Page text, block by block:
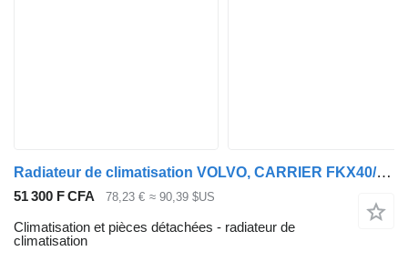
Radiateur de climatisation VOLVO, CARRIER FKX40/470K pour Volvo B6, B7, B9, B10, B12 bus (1978-2011)
51 300 F CFA 78,23 € ≈ 90,39 $US
Climatisation et pièces détachées - radiateur de
climatisation